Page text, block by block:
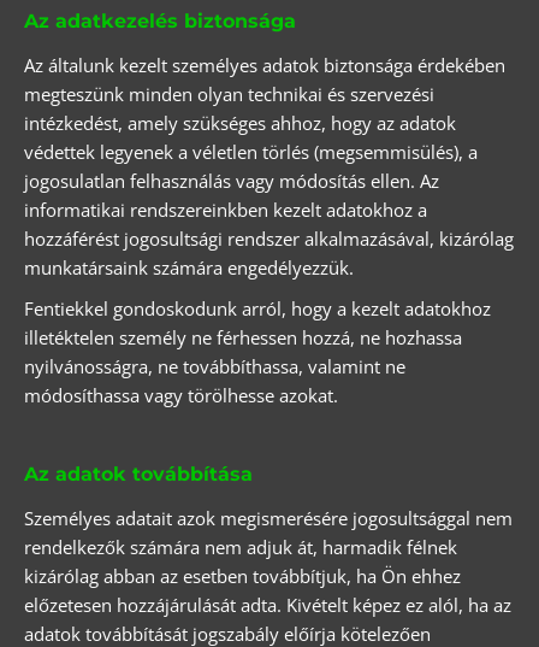
Az adatkezelés biztonsága
Az általunk kezelt személyes adatok biztonsága érdekében
megteszünk minden olyan technikai és szervezési
intézkedést, amely szükséges ahhoz, hogy az adatok
védettek legyenek a véletlen törlés (megsemmisülés), a
jogosulatlan felhasználás vagy módosítás ellen. Az
informatikai rendszereinkben kezelt adatokhoz a
hozzáférést jogosultsági rendszer alkalmazásával, kizárólag
munkatársaink számára engedélyezzük.
Fentiekkel gondoskodunk arról, hogy a kezelt adatokhoz
illetéktelen személy ne férhessen hozzá, ne hozhassa
nyilvánosságra, ne továbbíthassa, valamint ne
módosíthassa vagy törölhesse azokat.
Az adatok továbbítása
Személyes adatait azok megismerésére jogosultsággal nem
rendelkezők számára nem adjuk át, harmadik félnek
kizárólag abban az esetben továbbítjuk, ha Ön ehhez
előzetesen hozzájárulását adta. Kivételt képez ez alól, ha az
adatok továbbítását jogszabály előírja kötelezően